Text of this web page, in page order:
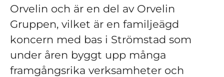
Orvelin och är en del av Orvelin
Gruppen, vilket är en familjeägd
koncern med bas i Strömstad som
under åren byggt upp många
framgångsrika verksamheter och